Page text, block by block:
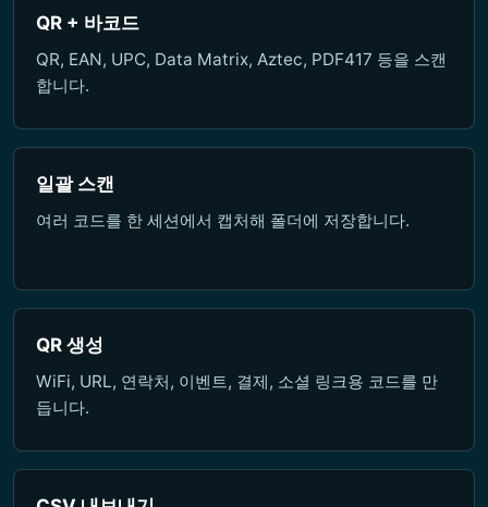
QR + 바코드
QR, EAN, UPC, Data Matrix, Aztec, PDF417 등을 스캔
합니다.
일괄 스캔
여러 코드를 한 세션에서 캡처해 폴더에 저장합니다.
QR 생성
WiFi, URL, 연락처, 이벤트, 결제, 소셜 링크용 코드를 만
듭니다.